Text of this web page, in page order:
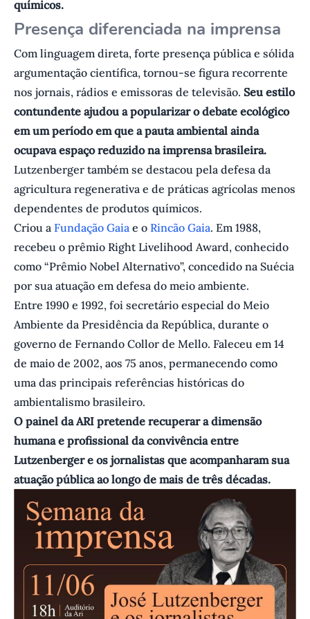
químicos.
Presença diferenciada na imprensa
Com linguagem direta, forte presença pública e sólida
argumentação científica, tornou-se figura recorrente
nos jornais, rádios e emissoras de televisão. Seu estilo
contundente ajudou a popularizar o debate ecológico
em um período em que a pauta ambiental ainda
ocupava espaço reduzido na imprensa brasileira.
Lutzenberger também se destacou pela defesa da
agricultura regenerativa e de práticas agrícolas menos
dependentes de produtos químicos.
Criou a Fundação Gaia e o Rincão Gaia. Em 1988,
recebeu o prêmio Right Livelihood Award, conhecido
como “Prêmio Nobel Alternativo”, concedido na Suécia
por sua atuação em defesa do meio ambiente.
Entre 1990 e 1992, foi secretário especial do Meio
Ambiente da Presidência da República, durante o
governo de Fernando Collor de Mello. Faleceu em 14
de maio de 2002, aos 75 anos, permanecendo como
uma das principais referências históricas do
ambientalismo brasileiro.
O painel da ARI pretende recuperar a dimensão
humana e profissional da convivência entre
Lutzenberger e os jornalistas que acompanharam sua
atuação pública ao longo de mais de três décadas.